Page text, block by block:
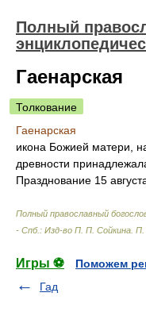
Полный
Гаенарская
Толкование
Гаенарская
икона Божией матери,
древности
Празднование 15
Полный православный
- Спб.: Изд-во П. П. Сойкина П.
Игры ⚽
Поможем
Гад